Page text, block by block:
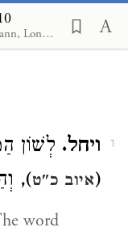
M. Rosenbaum and A.M. Silbermann, London, 1929-1934
1 ויחל. לְשׁוֹן
(איוב כ"ט),